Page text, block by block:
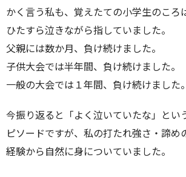
かく言う私も、覚えたての小学生のころ
ひたすら泣きながら指していました。
父親には数か月、負け続けました。
子供大会では半年間、負け続けました。
一般の大会では１年間、負け続けました。
今振り返ると「よく泣いていたな」とい
ピソードですが、私の打たれ強さ・諦め
経験から自然に身についていました。